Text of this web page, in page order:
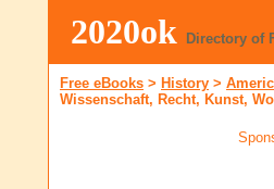
2020ok Directory of
Free eBooks > History >
Wissenschaft, Recht, Kunst,